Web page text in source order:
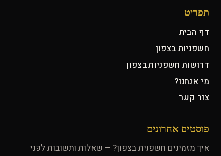
תפריט
דף הבית
חשפניות בצפון
דרושות חשפניות בצפון
מי אנחנו?
צור קשר
פוסטים אחרונים
איך מזמינים חשפנית בצפון? — שאלות ותשובות לפני